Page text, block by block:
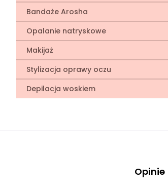
Bandaże Arosha
Opalanie natryskowe
Makijaż
Stylizacja oprawy oczu
Depilacja woskiem
Opinie